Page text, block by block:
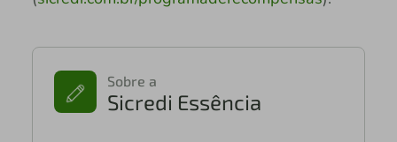
Sobre a
Sicredi Essência